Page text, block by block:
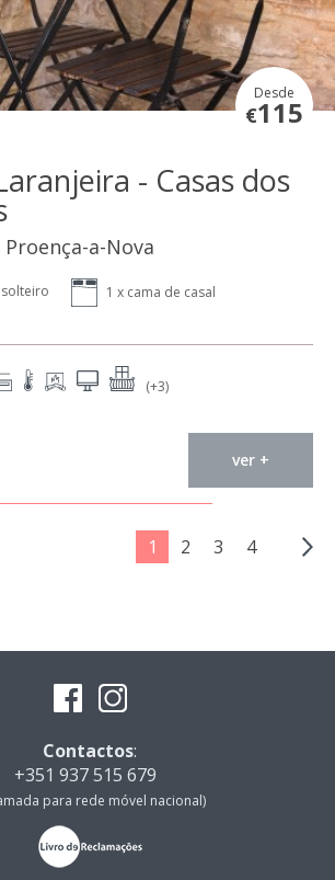
Desde
€115
- Casas dos
a-Nova
1 x cama de casal
(+3)
ver +
1 2 3 4
Contactos:
+351 937 515 679
para rede móvel nacional)